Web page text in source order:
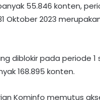
55.846 konten,
Oktober 2023
diblokir pada periode 1
168.895 konten.
Kominfo memutus